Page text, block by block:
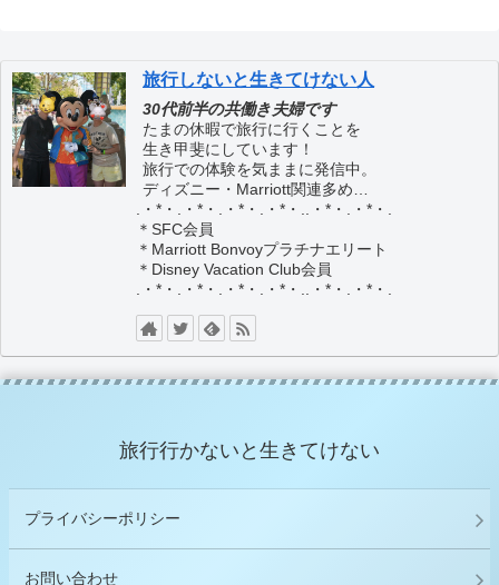
旅行しないと生きてけない人
30代前半の共働き夫婦です
たまの休暇で旅行に行くことを
生き甲斐にしています！
旅行での体験を気ままに発信中。
ディズニー・Marriott関連多め…
.・*・.・*・.・*・.・*・..・*・.・*・.
＊SFC会員
＊Marriott Bonvoyプラチナエリート
＊Disney Vacation Club会員
.・*・.・*・.・*・.・*・..・*・.・*・.
旅行行かないと生きてけない
プライバシーポリシー
お問い合わせ